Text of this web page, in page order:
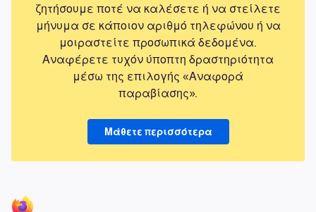
ζητήσουμε ποτέ να καλέσετε ή να στείλετε
μήνυμα σε κάποιον αριθμό τηλεφώνου ή να
μοιραστείτε προσωπικά δεδομένα.
Αναφέρετε τυχόν ύποπτη δραστηριότητα
μέσω της επιλογής «Αναφορά
παραβίασης».
Μάθετε περισσότερα